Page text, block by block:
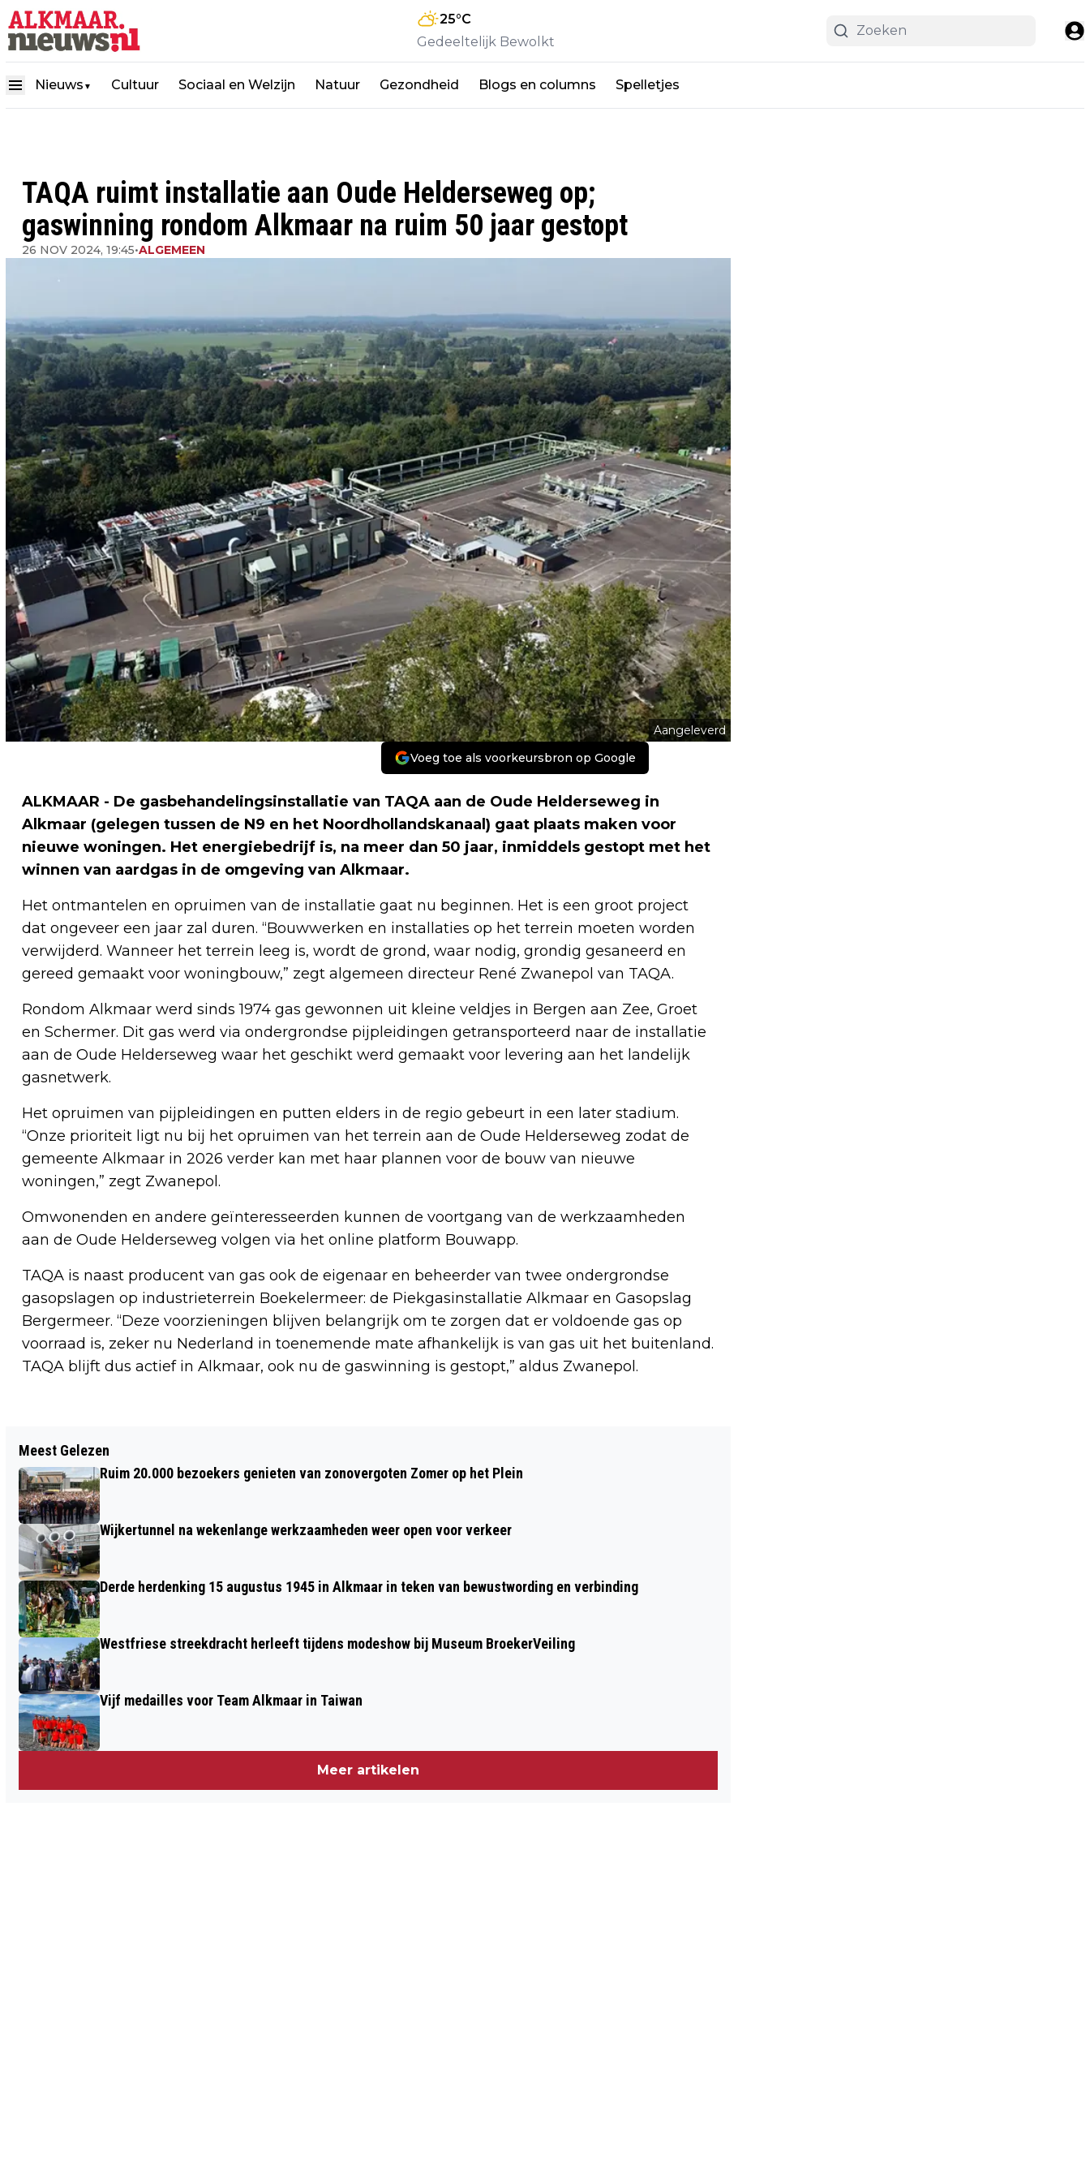
25°C
Gedeeltelijk Bewolkt
Nieuws ▼ Cultuur Sociaal en Welzijn Natuur Gezondheid Blogs en columns Spelletjes
TAQA ruimt installatie aan Oude Helderseweg op;
gaswinning rondom Alkmaar na ruim 50 jaar gestopt
26 NOV 2024, 19:45•ALGEMEEN
Aangeleverd
Voeg toe als voorkeursbron op Google
ALKMAAR - De gasbehandelingsinstallatie van TAQA aan de Oude Helderseweg in
Alkmaar (gelegen tussen de N9 en het Noordhollandskanaal) gaat plaats maken voor
nieuwe woningen. Het energiebedrijf is, na meer dan 50 jaar, inmiddels gestopt met het
winnen van aardgas in de omgeving van Alkmaar.
Het ontmantelen en opruimen van de installatie gaat nu beginnen. Het is een groot project
dat ongeveer een jaar zal duren. “Bouwwerken en installaties op het terrein moeten worden
verwijderd. Wanneer het terrein leeg is, wordt de grond, waar nodig, grondig gesaneerd en
gereed gemaakt voor woningbouw,” zegt algemeen directeur René Zwanepol van TAQA.
Rondom Alkmaar werd sinds 1974 gas gewonnen uit kleine veldjes in Bergen aan Zee, Groet
en Schermer. Dit gas werd via ondergrondse pijpleidingen getransporteerd naar de installatie
aan de Oude Helderseweg waar het geschikt werd gemaakt voor levering aan het landelijk
gasnetwerk.
Het opruimen van pijpleidingen en putten elders in de regio gebeurt in een later stadium.
“Onze prioriteit ligt nu bij het opruimen van het terrein aan de Oude Helderseweg zodat de
gemeente Alkmaar in 2026 verder kan met haar plannen voor de bouw van nieuwe
woningen,” zegt Zwanepol.
Omwonenden en andere geïnteresseerden kunnen de voortgang van de werkzaamheden
aan de Oude Helderseweg volgen via het online platform Bouwapp.
TAQA is naast producent van gas ook de eigenaar en beheerder van twee ondergrondse
gasopslagen op industrieterrein Boekelermeer: de Piekgasinstallatie Alkmaar en Gasopslag
Bergermeer. “Deze voorzieningen blijven belangrijk om te zorgen dat er voldoende gas op
voorraad is, zeker nu Nederland in toenemende mate afhankelijk is van gas uit het buitenland.
TAQA blijft dus actief in Alkmaar, ook nu de gaswinning is gestopt,” aldus Zwanepol.
WARMSTE 24 NOVEMBER IN NEDERLAND
SINDS BEGIN METINGEN
ZET OPGELEVERD
Meest Gelezen
Ruim 20.000 bezoekers genieten van zonovergoten Zomer op het Plein
Wijkertunnel na wekenlange werkzaamheden weer open voor verkeer
Derde herdenking 15 augustus 1945 in Alkmaar in teken van bewustwording en verbinding
Westfriese streekdracht herleeft tijdens modeshow bij Museum BroekerVeiling
Vijf medailles voor Team Alkmaar in Taiwan
Meer artikelen